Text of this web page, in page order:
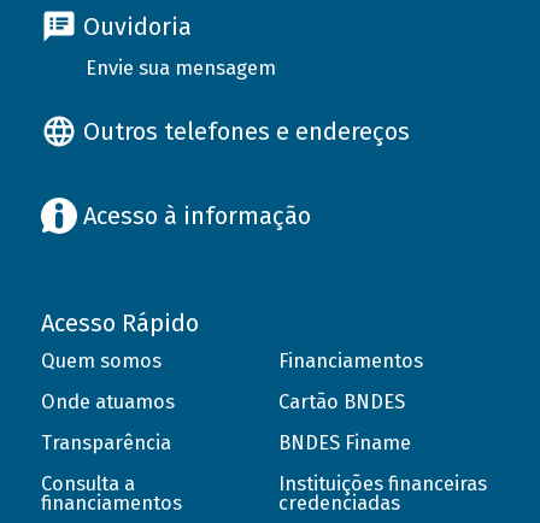
Ouvidoria
Envie sua mensagem
Outros telefones e endereços
Acesso à informação
Acesso Rápido
Quem somos
Onde atuamos
Transparência
Consulta a
financiamentos
Financiamentos
Cartão BNDES
BNDES Finame
Instituições financeiras
credenciadas